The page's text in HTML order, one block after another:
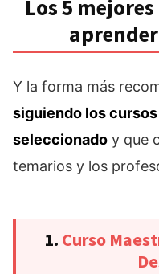
Los 5
Y la forma más
siguiendo los
seleccionado y que
temarios y los
1. Curso